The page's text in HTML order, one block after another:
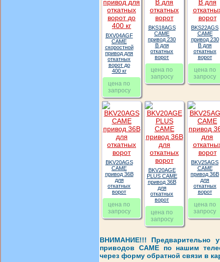
BXV04AGF
CAME
скоростной
привод для
откатных
ворот до
400 кг
цена по
запросу
BKS18AGS
CAME
привод 230
В для
откатных
ворот
цена по
запросу
BKS22AGS
CAME
привод 230
В для
откатных
ворот
цена по
запросу
BKV20AGS
CAME
привод 36В
для
откатных
ворот
цена по
запросу
BKV20AGE
PLUS CAME
привод 36В
для
откатных
ворот
цена по
запросу
BKV25AGS
CAME
привод 36В
для
откатных
ворот
цена по
запросу
ВНИМАНИЕ!!! Предварительно
приводов CAME по нашим
через форму обратной связи в